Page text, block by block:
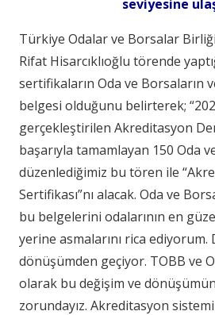
seviyesine
Türkiye Odalar ve Borsalar
Rifat Hisarcıklıoğlu törende
sertifikaların Oda ve Borsaların
belgesi olduğunu belirterek;
gerçekleştirilen Akreditasyon
başarıyla tamamlayan 150 Oda
düzenlediğimiz bu tören ile
Sertifikası”nı alacak. Oda ve
bu belgelerini odalarının en
yerine asmalarını rica
dönüşümden geçiyor. TOBB ve
olarak bu değişim ve
zorundayız. Akreditasyon